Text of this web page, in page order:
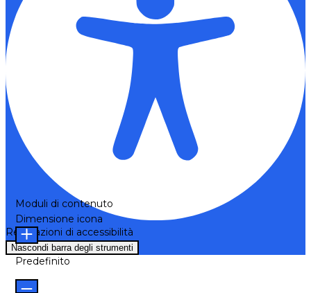
Regolazioni di accessibilità
Nascondi barra degli strumenti
Moduli di contenuto
Dimensione icona
Predefinito